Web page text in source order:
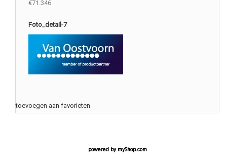
€71.346
Foto_detail-7
toevoegen aan favorieten
powered by myShop.com